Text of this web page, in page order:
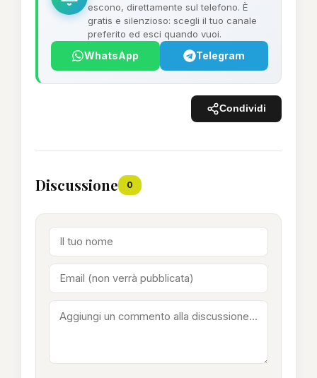
escono, direttamente sul telefono. È
gratis e silenzioso: scegli il tuo canale
preferito ed esci quando vuoi.
WhatsApp Telegram
Condividi
Discussione 0